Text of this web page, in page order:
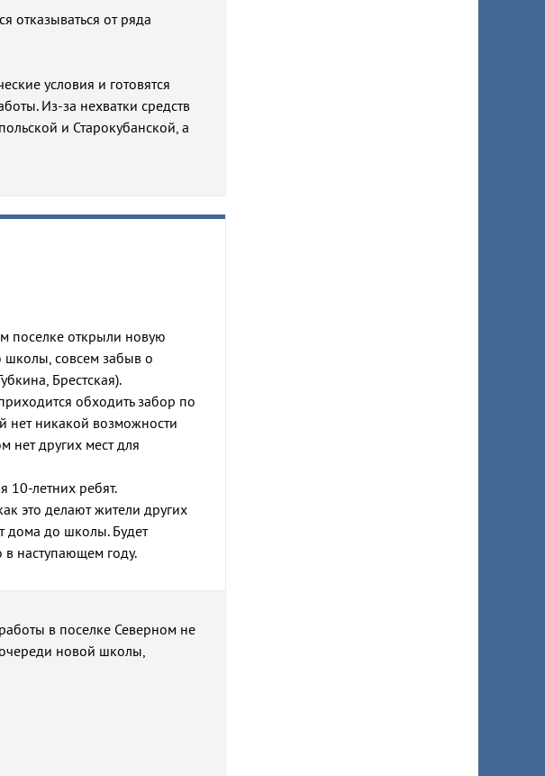
отказываться от ряда
условия и готовятся
Из-за нехватки средств
и Старокубанской, а
поселке открыли новую
школы, совсем забыв о
Брестская).
обходить забор по
нет никакой возможности
нет других мест для
10-летних ребят.
это делают жители других
дома до школы. Будет
в наступающем году.
в поселке Северном не
новой школы,